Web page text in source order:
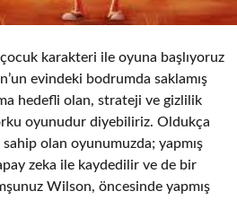
karakteri ile oyuna başlıyoruz
evindeki bodrumda saklamış
hedefli olan, strateji ve gizlilik
oyunudur diyebiliriz. Oldukça
olan oyunumuzda; yapmış
zeka ile kaydedilir ve de bir
Wilson, öncesinde yapmış